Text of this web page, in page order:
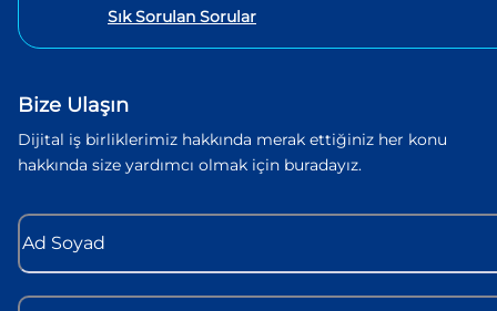
Sık Sorulan Sorular
Bize Ulaşın
Dijital iş birliklerimiz hakkında merak ettiğiniz her konu
hakkında size yardımcı olmak için buradayız.